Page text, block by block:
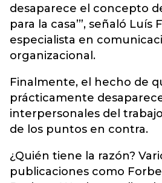
desaparece el concepto
para la casa’”, señaló
especialista en
organizacional.
Finalmente, el hecho de
prácticamente
interpersonales del
de los puntos en contra.
¿Quién tiene la razón?
publicaciones como